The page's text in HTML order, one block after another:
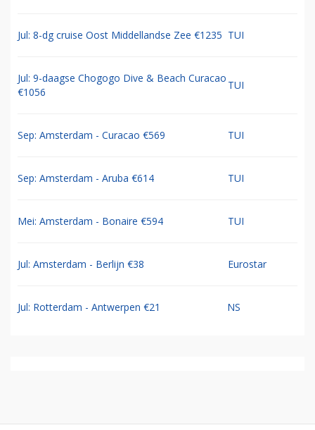
Jul: 8-dg cruise Oost Middellandse Zee €1235 TUI
Jul: 9-daagse Chogogo Dive & Beach Curacao
€1056
TUI
Sep: Amsterdam - Curacao €569 TUI
Sep: Amsterdam - Aruba €614 TUI
Mei: Amsterdam - Bonaire €594 TUI
Jul: Amsterdam - Berlijn €38 Eurostar
Jul: Rotterdam - Antwerpen €21 NS